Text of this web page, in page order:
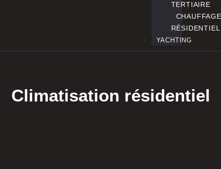
TERTIAIRE
CHAUFFAGE
RÉSIDENTIEL
YACHTING
Climatisation résidentiel